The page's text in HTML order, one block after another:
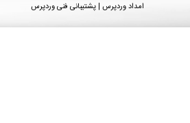
امداد وردپرس | پشتیبانی فنی وردپرس